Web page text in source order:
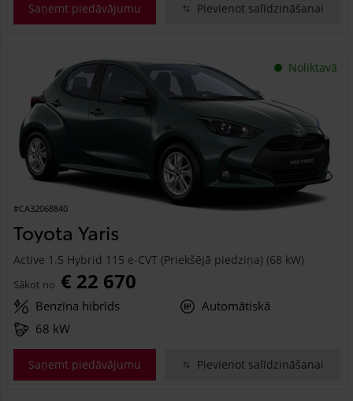
Saņemt piedāvājumu Pievienot salīdzināšanai
Noliktavā
#CA32068840
Toyota Yaris
Active 1.5 Hybrid 115 e-CVT (Priekšējā piedziņa) (68 kW)
Sākot no € 22 670
Benzīna hibrīds
Automātiskā
68 kW
Saņemt piedāvājumu Pievienot salīdzināšanai